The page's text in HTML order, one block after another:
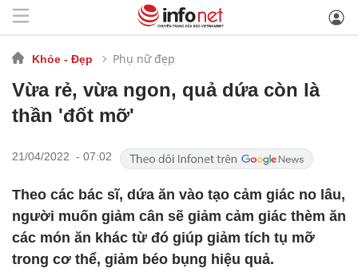
Khỏe - Đẹp Phụ nữ đẹp
Vừa rẻ, vừa ngon, quả dứa còn là
thần 'đốt mỡ'
21/04/2022 - 07:02
Theo các bác sĩ, dứa ăn vào tạo cảm giác no lâu,
người muốn giảm cân sẽ giảm cảm giác thèm ăn
các món ăn khác từ đó giúp giảm tích tụ mỡ
trong cơ thể, giảm béo bụng hiệu quả.